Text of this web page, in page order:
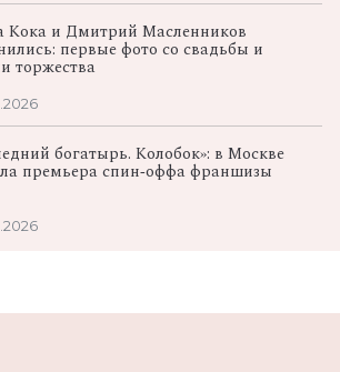
Кока и Дмитрий Масленников
первые фото со свадьбы и
торжества
богатырь. Колобок»: в Москве
премьера спин‑оффа франшизы